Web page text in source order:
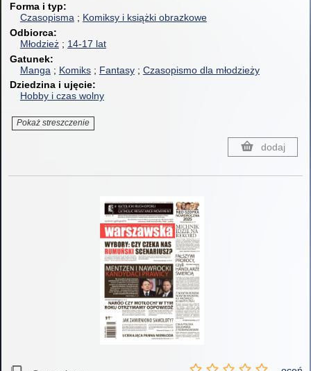
Forma i typ
Czasopisma
Komiksy i książki obrazkowe
Odbiorca
Młodzież
14-17 lat
Gatunek
Manga
Komiks Fantasy
Czasopismo dla młodzieży
Dziedzina i ujęcie
Hobby i czas wolny
Pokaż streszczenie
dodaj